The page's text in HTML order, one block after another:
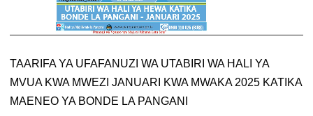
TAARIFA YA UFAFANUZI WA UTABIRI WA HALI YA
MVUA KWA MWEZI JANUARI KWA MWAKA 2025 KATIKA
MAENEO YA BONDE LA PANGANI